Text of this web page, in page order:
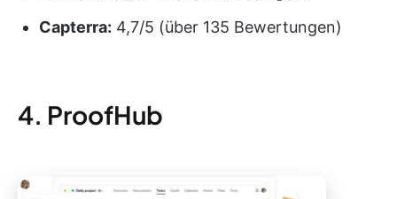
Capterra: 4,7/5 (über 135 Bewertungen)
4. ProofHub